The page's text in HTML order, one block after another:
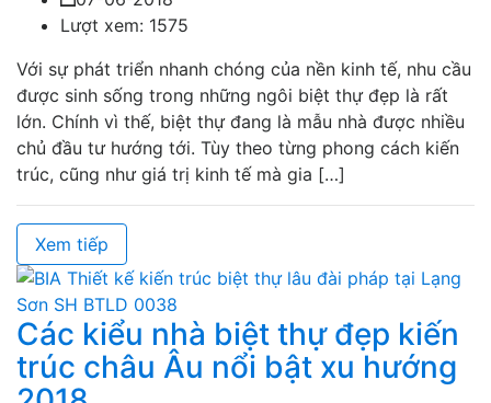
Lượt xem: 1575
Với sự phát triển nhanh chóng của nền kinh tế, nhu cầu
được sinh sống trong những ngôi biệt thự đẹp là rất
lớn. Chính vì thế, biệt thự đang là mẫu nhà được nhiều
chủ đầu tư hướng tới. Tùy theo từng phong cách kiến
trúc, cũng như giá trị kinh tế mà gia […]
Xem tiếp
Các kiểu nhà biệt thự đẹp kiến
trúc châu Âu nổi bật xu hướng